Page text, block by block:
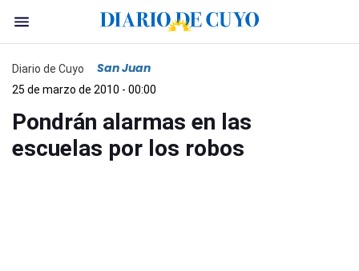
Diario de Cuyo San Juan
25 de marzo de 2010 - 00:00
Pondrán alarmas en las
escuelas por los robos